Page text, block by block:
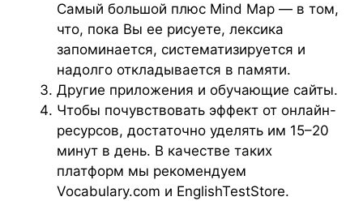
Самый большой плюс Mind Map — в том,
что, пока Вы ее рисуете, лексика
запоминается, систематизируется и
надолго откладывается в памяти.
Другие приложения и обучающие сайты.
Чтобы почувствовать эффект от онлайн-
ресурсов, достаточно уделять им 15–20
минут в день. В качестве таких
платформ мы рекомендуем
Vocabulary.com и EnglishTestStore.